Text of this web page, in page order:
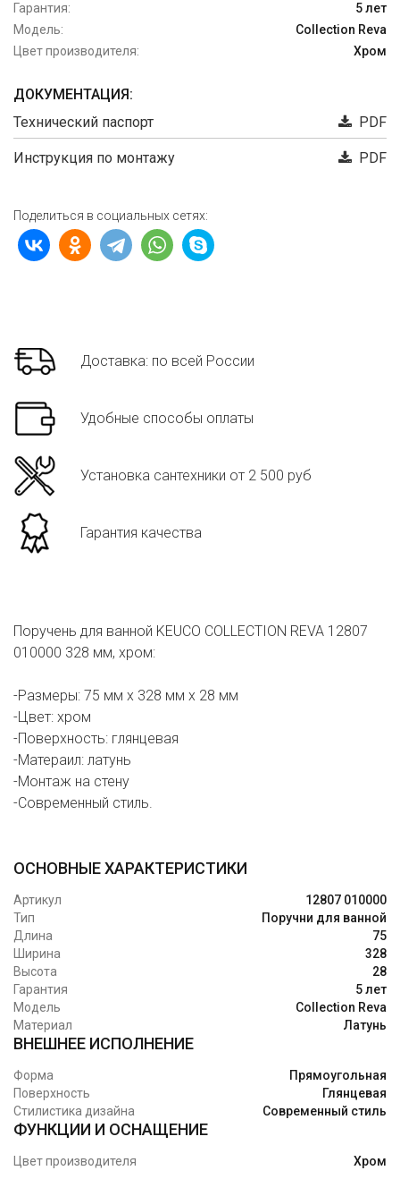
Гарантия:
5 лет
Модель:
Collection Reva
Цвет производителя:
Хром
ДОКУМЕНТАЦИЯ:
Технический паспорт
PDF
Инструкция по монтажу PDF
Поделиться в социальных сетях:
Доставка: по всей России
Удобные способы оплаты
Установка сантехники от 2 500 руб
Гарантия качества
Поручень для ванной KEUCO COLLECTION REVA 12807
010000 328 мм, хром:
-Размеры: 75 мм х 328 мм х 28 мм
-Цвет: хром
-Поверхность: глянцевая
-Матераил: латунь
-Монтаж на стену
-Современный стиль.
ОСНОВНЫЕ ХАРАКТЕРИСТИКИ
Артикул
12807 010000
Тип
Поручни для ванной
Длина
75
Ширина
328
Высота
28
Гарантия
5 лет
Модель
Collection Reva
Материал
Латунь
ВНЕШНЕЕ ИСПОЛНЕНИЕ
Форма
Прямоугольная
Поверхность
Глянцевая
Стилистика дизайна
Современный стиль
ФУНКЦИИ И ОСНАЩЕНИЕ
Цвет производителя Хром